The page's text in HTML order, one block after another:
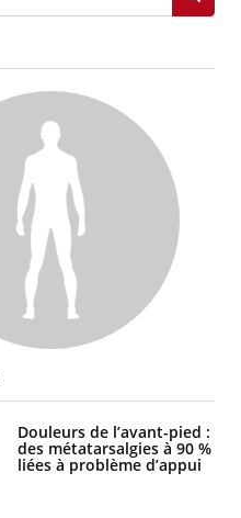
Douleurs de l’avant-pied :
des métatarsalgies à 90 %
liées à problème d’appui